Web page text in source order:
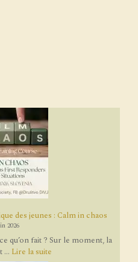
des jeunes : Calm in chaos
2026
qu’on fait ? Sur le moment, la
... Lire la suite